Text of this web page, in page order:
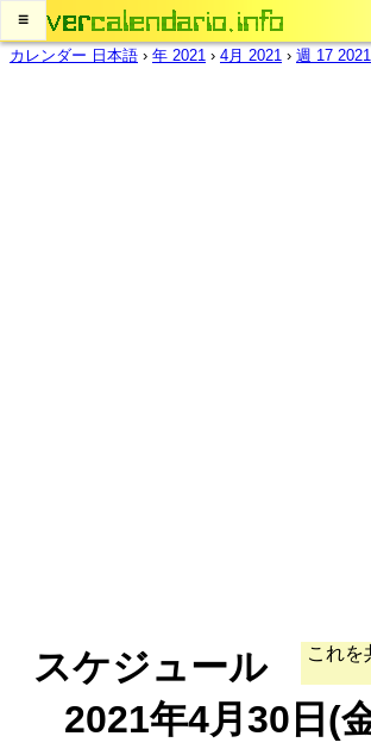
≡
カレンダー 日本語 › 年 2021 › 4月 2021 › 週 17 2021
これを
スケジュール
2021年4月30日(